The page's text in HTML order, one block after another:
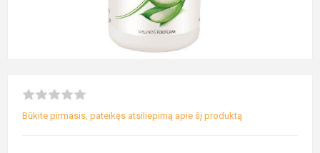
Būkite pirmasis, pateikęs atsiliepimą apie šį produktą